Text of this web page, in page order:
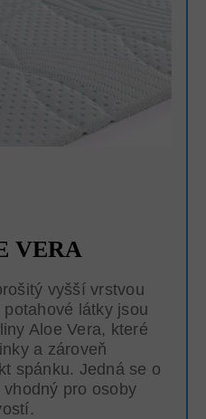
VERA
vyšší vrstvou
látky jsou
Aloe Vera, které
a zároveň
spánku. Jedná se o
pro osoby